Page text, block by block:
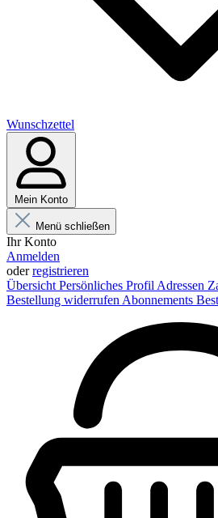
Wunschzettel
Mein Konto
Menü schließen
Ihr Konto
Anmelden
oderregistrieren
Übersicht Persönliches Profil Adressen
Bestellung widerrufen Abonnements